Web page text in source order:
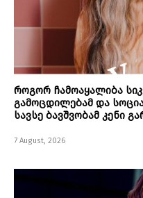
როგორ ჩამოაყალიბა
გამოცდილებამ და
სავსე ბავშვობამ კენი
7 August, 2026